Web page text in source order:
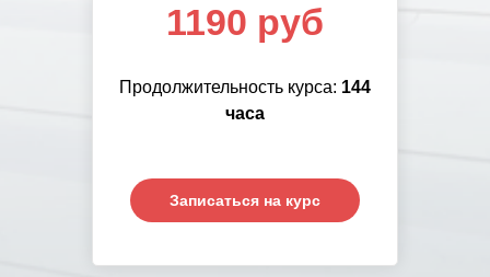
Записаться на курс
Продолжительность курса: 144
часа
1190 руб